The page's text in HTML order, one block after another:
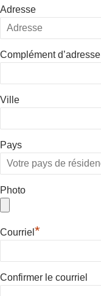
Adresse
Complément d’adresse
Ville
Pays
Photo
Courriel *
Confirmer le courriel